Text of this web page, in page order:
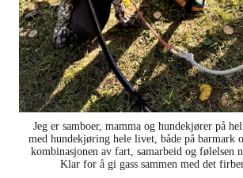
Jeg er samboer, mamma og hundekjører på
med hundekjøring hele livet, både på barmark
kombinasjonen av fart, samarbeid og følelsen
Klar for å gi gass sammen med det